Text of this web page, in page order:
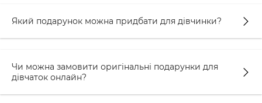
Який подарунок можна придбати для дівчинки?
Чи можна замовити оригінальні подарунки для
дівчаток онлайн?